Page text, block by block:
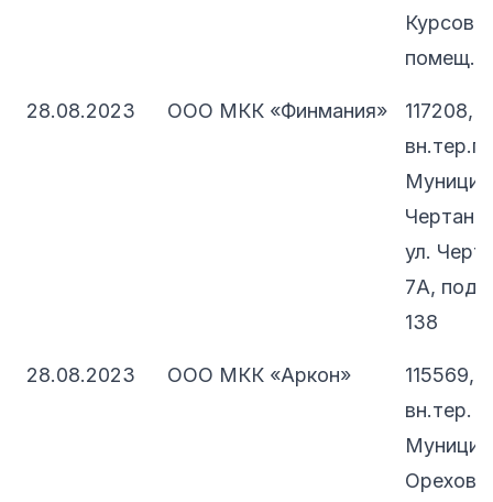
помещ.
28.08.2023 ООО МКК «Финмания»
117208,
вн.тер.г.
ул.
7А,
138
28.08.2023 ООО МКК «Аркон»
115569,
вн.тер. г.